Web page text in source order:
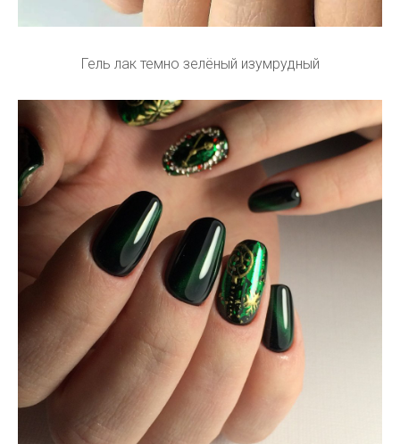
Гель лак темно зелёный изумрудный